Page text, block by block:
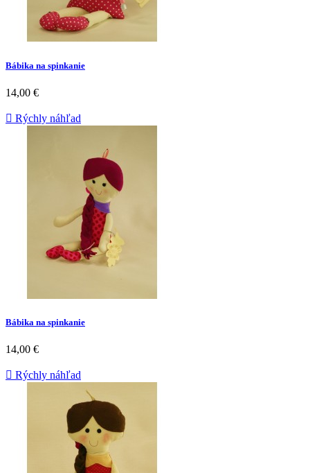
Bábika na spinkanie
14,00 €
 Rýchly náhľad
Bábika na spinkanie
14,00 €
 Rýchly náhľad